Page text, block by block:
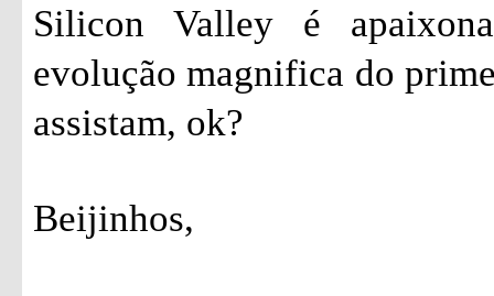
Silicon Valley é
evolução magnifica do
assistam, ok?
Beijinhos,